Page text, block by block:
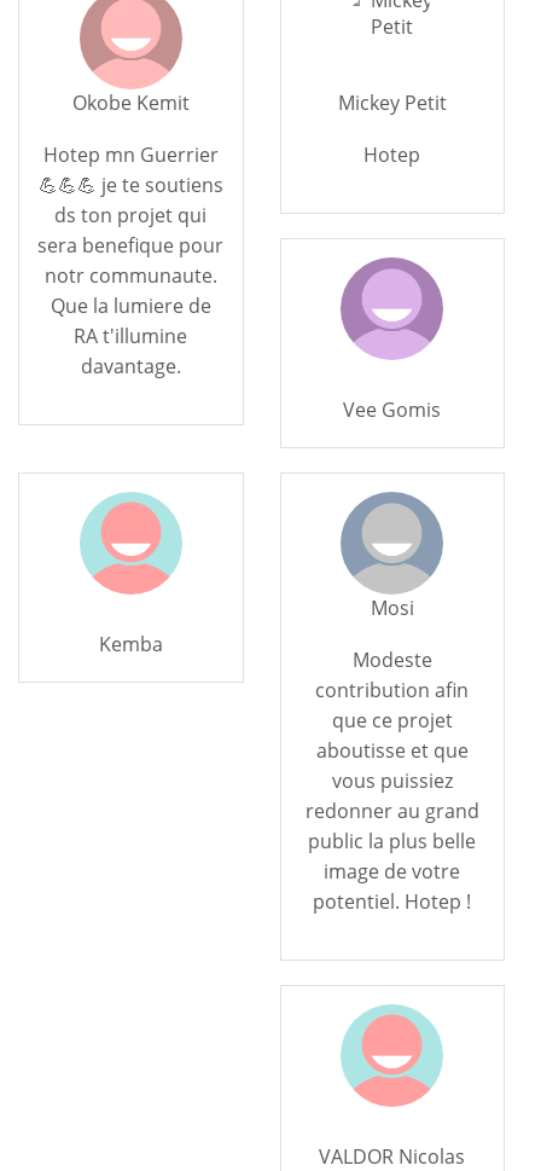
Okobe Kemit
Hotep mn Guerrier
💪💪💪 je te soutiens
ds ton projet qui
sera benefique pour
notr communaute.
Que la lumiere de
RA t'illumine
davantage.
Mickey Petit
Hotep
Vee Gomis
Kemba
Mosi
Modeste
contribution afin
que ce projet
aboutisse et que
vous puissiez
redonner au grand
public la plus belle
image de votre
potentiel. Hotep !
VALDOR Nicolas